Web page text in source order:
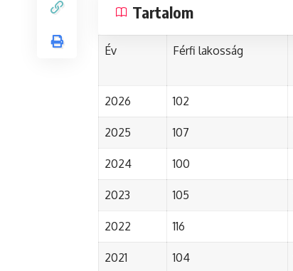
Tartalom
Év Férfi lakosság
2026 102
2025 107
2024 100
2023 105
2022 116
2021 104